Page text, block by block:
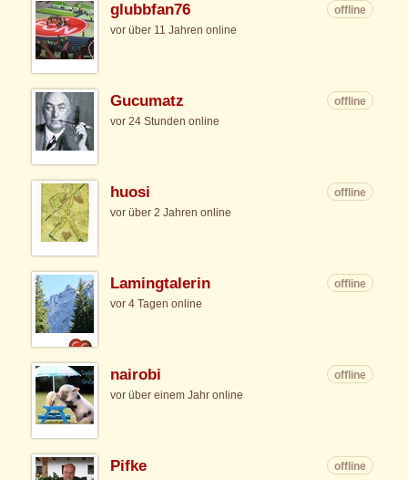
glubbfan76
offline
vor über 11 Jahren online
Gucumatz
offline
vor 24 Stunden online
huosi
offline
vor über 2 Jahren online
Lamingtalerin
offline
vor 4 Tagen online
nairobi
offline
vor über einem Jahr online
Pifke
offline